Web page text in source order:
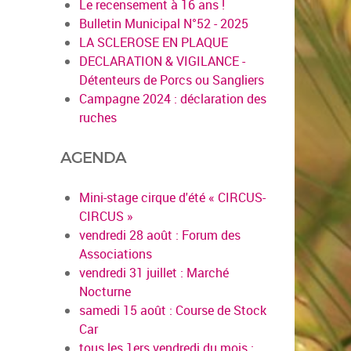
en savoir plus
Le recensement à 16 ans !
Bulletin Municipal N°52 - 2025
LA SCLEROSE EN PLAQUE
DECLARATION & VIGILANCE -
Détenteurs de Porcs ou Sangliers
Campagne 2024 : déclaration des
ruches
AGENDA
Mini-stage cirque d'été « CIRCUS-
CIRCUS »
vendredi 28 août : Forum des
Associations
vendredi 31 juillet : Marché
Nocturne
samedi 15 août : Course de Stock
Car